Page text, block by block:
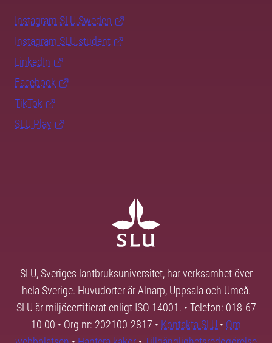
Instagram SLU.Sweden
Instagram SLU.student
LinkedIn
Facebook
TikTok
SLU Play
SLU, Sveriges lantbruksuniversitet, har verksamhet över
hela Sverige. Huvudorter är Alnarp, Uppsala och Umeå.
SLU är miljöcertifierat enligt ISO 14001. • Telefon: 018-67
10 00 • Org nr: 202100-2817 • Kontakta SLU • Om